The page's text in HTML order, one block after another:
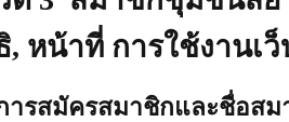
, หน้าที่ การใช้งานเว็
ารสมัครสมาชิกและชื่อสม